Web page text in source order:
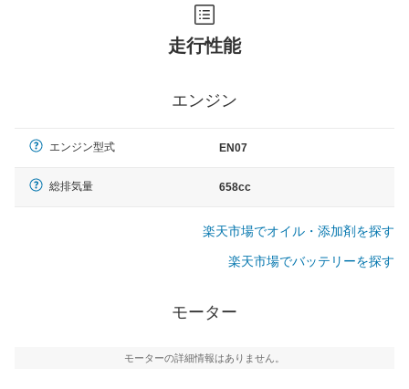
走行性能
エンジン
エンジン型式 EN07
総排気量 658cc
楽天市場でオイル・添加剤を探す
楽天市場でバッテリーを探す
モーター
モーターの詳細情報はありません。